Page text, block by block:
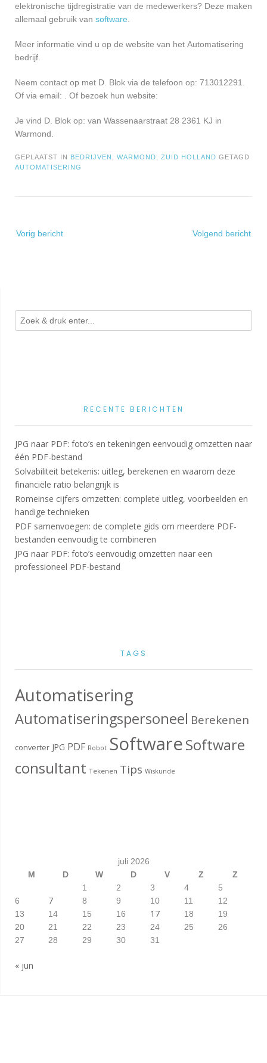
elektronische tijdregistratie van de medewerkers? Deze maken
allemaal gebruik van software
Meer informatie vind u op de website van het Automatisering
bedrijf.
Neem contact op met D. Blok via de telefoon op: 713012291.
Of via email:
. Of bezoek hun website:
Je vind D. Blok op: van Wassenaarstraat 28 2361 KJ in
Warmond.
GEPLAATST IN BEDRIJVEN WARMOND ZUID HOLLAND GETAGD
AUTOMATISERING
navigatie
Vorig bericht Volgend bericht
RECENTE BERICHTEN
JPG naar PDF: foto’s en tekeningen eenvoudig omzetten naar
één PDF-bestand
Solvabiliteit betekenis: uitleg, berekenen en waarom deze
financiële ratio belangrijk is
Romeinse cijfers omzetten: complete uitleg, voorbeelden en
handige technieken
PDF samenvoegen: de complete gids om meerdere PDF-
bestanden eenvoudig te combineren
JPG naar PDF: foto’s eenvoudig omzetten naar een
professioneel PDF-bestand
TAGS
Automatisering
Automatiseringspersoneel Berekenen
converter JPG PDF Robot SoftwareSoftware
consultant Tekenen Tips Wiskunde
juli 2026
M
D W D V Z
Z
1
2 3 4
5
6
7 8 9 10 11
12
13
14 15 16 17 18
19
20
21 22 23 24 25
26
27
28 29 30 31
« jun